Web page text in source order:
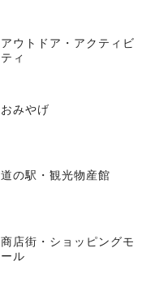
アウトドア・アクティビ
ティ
おみやげ
道の駅・観光物産館
商店街・ショッピングモ
ール